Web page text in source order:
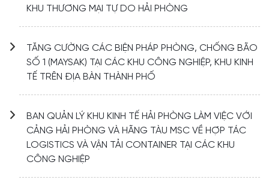
KHU THƯƠNG MẠI TỰ DO HẢI PHÒNG
TĂNG CƯỜNG CÁC BIỆN PHÁP PHÒNG, CHỐNG BÃO
SỐ 1 (MAYSAK) TẠI CÁC KHU CÔNG NGHIỆP, KHU KINH
TẾ TRÊN ĐỊA BÀN THÀNH PHỐ
BAN QUẢN LÝ KHU KINH TẾ HẢI PHÒNG LÀM VIỆC VỚI
CẢNG HẢI PHÒNG VÀ HÃNG TÀU MSC VỀ HỢP TÁC
LOGISTICS VÀ VẬN TẢI CONTAINER TẠI CÁC KHU
CÔNG NGHIỆP